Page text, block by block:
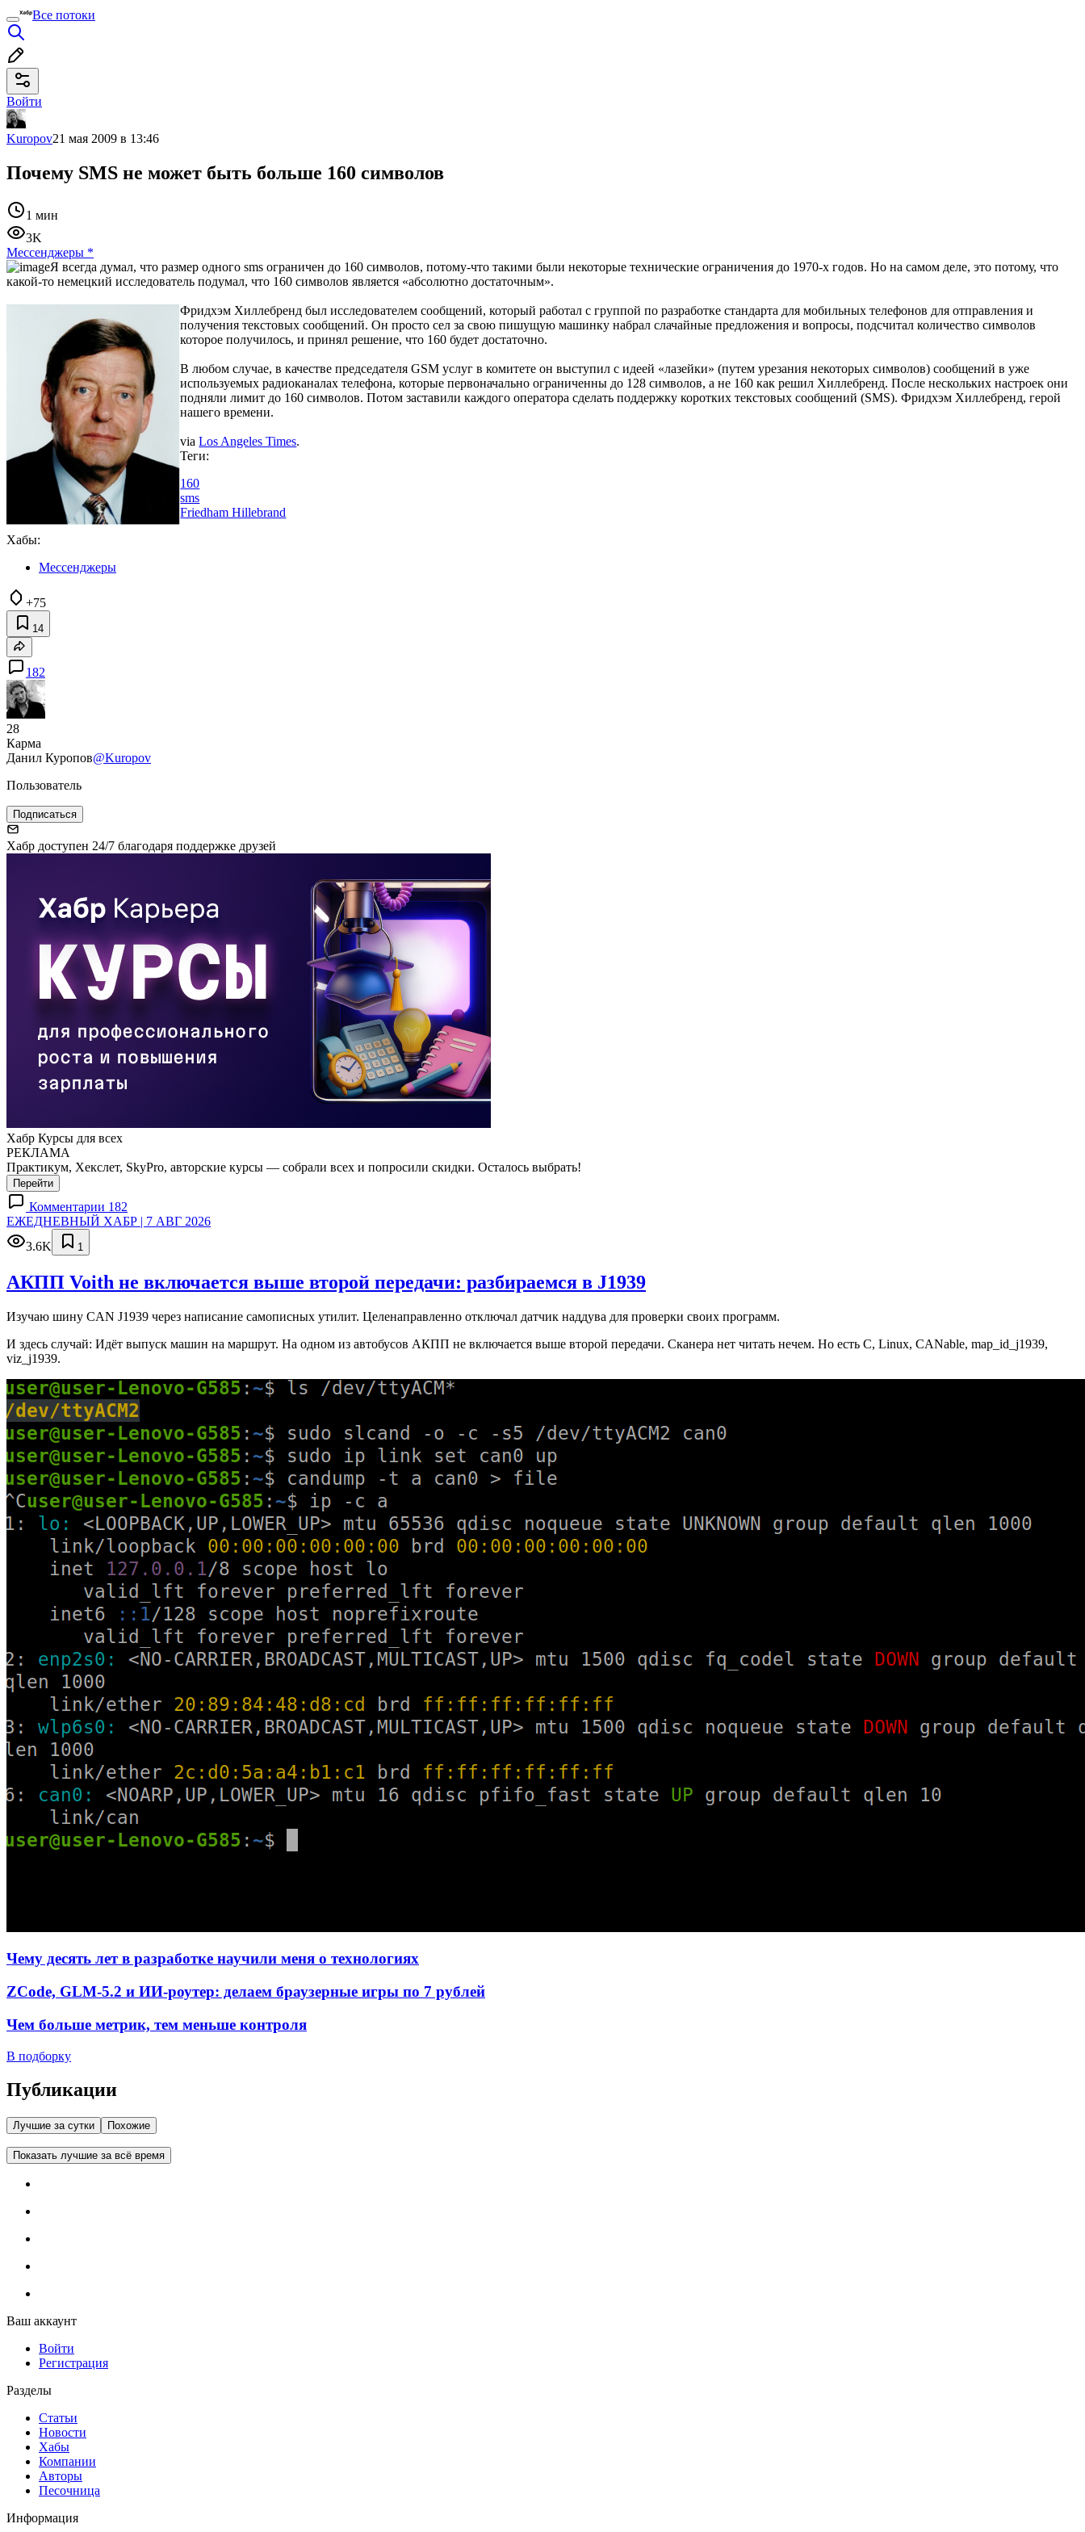
Все потоки
Войти
Kuropov21 мая 2009 в 13:46
Почему SMS не может быть больше 160 символов
1 мин
3K
Мессенджеры *
Я всегда думал, что размер одного sms ограничен до 160 символов, потому-что такими были некоторые технические ограничения до 1970-х годов. Но на самом деле, это потому, что
какой-то немецкий исследователь подумал, что 160 символов является «абсолютно достаточным».
Фридхэм Хиллебренд был исследователем сообщений, который работал с группой по разработке стандарта для мобильных телефонов для отправления и
получения текстовых сообщений. Он просто сел за свою пишущую машинку набрал слачайные предложения и вопросы, подсчитал количество символов
которое получилось, и принял решение, что 160 будет достаточно.
В любом случае, в качестве председателя GSM услуг в комитете он выступил с идеей «лазейки» (путем урезания некоторых символов) сообщений в уже
используемых радиоканалах телефона, которые первоначально ограниченны до 128 символов, а не 160 как решил Хиллебренд. После нескольких настроек они
подняли лимит до 160 символов. Потом заставили каждого оператора сделать поддержку коротких текстовых сообщений (SMS). Фридхэм Хиллебренд, герой
нашего времени.
viaLos Angeles Times.
Теги:
160
sms
Friedham Hillebrand
Хабы:
Мессенджеры
+75
14
182
28
Карма
Данил Куропов@Kuropov
Пользователь
Подписаться
Хабр доступен 24/7 благодаря поддержке друзей
Хабр Курсы для всех
РЕКЛАМА
Практикум, Хекслет, SkyPro, авторские курсы — собрали всех и попросили скидки. Осталось выбрать!
Перейти
Комментарии 182
ЕЖЕДНЕВНЫЙ ХАБР | 7 АВГ 2026
3.6K
1
АКПП Voith не включается выше второй передачи: разбираемся в J1939
Изучаю шину CAN J1939 через написание самописных утилит. Целенаправленно отключал датчик наддува для проверки своих программ.
И здесь случай: Идёт выпуск машин на маршрут. На одном из автобусов АКПП не включается выше второй передачи. Сканера нет читать нечем. Но есть C, Linux, CANable, map_id_j1939,
viz_j1939.
Чему десять лет в разработке научили меня о технологиях
ZCode, GLM-5.2 и ИИ-роутер: делаем браузерные игры по 7 рублей
Чем больше метрик, тем меньше контроля
В подборку
Публикации
Лучшие за сутки Похожие
Показать лучшие за всё время
Ваш аккаунт
Войти
Регистрация
Разделы
Статьи
Новости
Хабы
Компании
Авторы
Песочница
Информация